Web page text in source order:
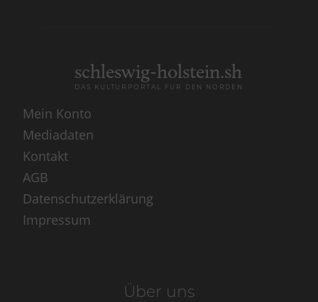
schleswig-holstein.sh
DAS KULTURPORTAL FÜR DEN NORDEN
Mein Konto
Mediadaten
Kontakt
AGB
Datenschutzerklärung
Impressum
Über uns